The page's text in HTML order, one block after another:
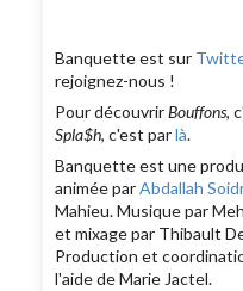
Banquette est sur
rejoignez-nous !
Pour découvrirBouffons,
Spla$h, c'est parlà.
Banquette est une
animée parAbdallah
Mahieu. Musique par
et mixage par Thibault
Production et
l'aide de Marie Jactel.